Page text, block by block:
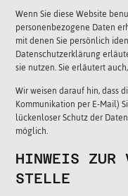
Wenn Sie diese Website
personenbezogene Daten
mit denen Sie persönlich
Datenschutzerklärung
sie nutzen. Sie erläutert
Wir weisen darauf hin, dass
Kommunikation per E-Mail)
lückenloser Schutz der
möglich.
HINWEIS ZUR
STELLE